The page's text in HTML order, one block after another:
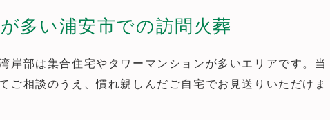
多い浦安市での訪問火葬
岸部は集合住宅やタワーマンションが多いエリアです。当
相談のうえ、慣れ親しんだご自宅でお見送りいただけま